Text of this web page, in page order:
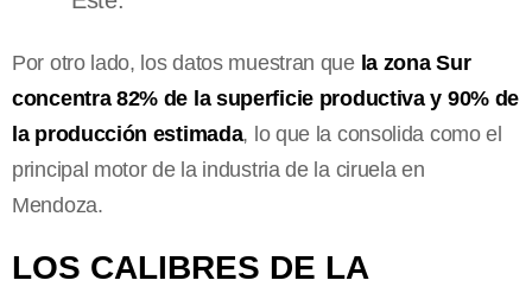
Por otro lado, los datos muestran quela zona Sur
concentra 82% de la superficie productiva y 90% de
la producción estimada, lo que la consolida como el
principal motor de la industria de la ciruela en
Mendoza.
LOS CALIBRES DE LA